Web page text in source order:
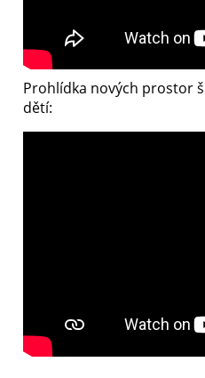
Prohlídka nových prostor
dětí: